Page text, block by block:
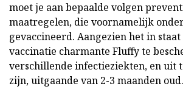
moet je aan bepaalde volgen
maatregelen, die voornamelijk
gevaccineerd. Aangezien het in staat
vaccinatie charmante Fluffy te
verschillende infectieziekten, en uit
zijn, uitgaande van 2-3 maanden oud.